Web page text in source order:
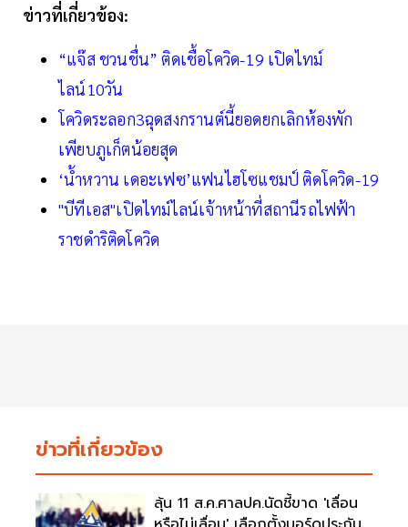
ข่าวที่เกี่ยวข้อง:
“แจ๊ส ชวนชื่น” ติดเชื้อโควิด-19 เปิดไทม์
ไลน์10วัน
โควิดระลอก3ฉุดสงกรานต์นี้ยอดยกเลิกห้องพัก
เพียบภูเก็ตน้อยสุด
‘น้ำหวาน เดอะเฟซ’แฟนไฮโซแชมป์ ติดโควิด-19
"บีทีเอส"เปิดไทม์ไลน์เจ้าหน้าที่สถานีรถไฟฟ้า
ราชดำริติดโควิด
ข่าวที่เกี่ยวข้อง
ลุ้น 11 ส.ค.ศาลปค.นัดชี้ขาด 'เลื่อน